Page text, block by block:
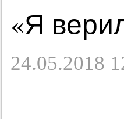
«Я
24.05.2018